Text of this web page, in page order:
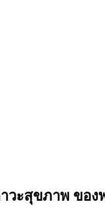
ะสุขภาพ ของ